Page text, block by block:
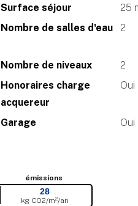
Surface séjour
25
Nombre de salles d'eau 2
Nombre de niveaux
2
Honoraires charge
acquereur
Oui
Garage
Oui
émissions
28
kg CO2/m²/an